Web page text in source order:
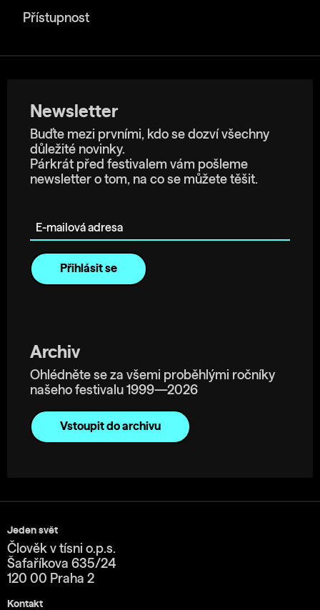
Přístupnost
Newsletter
Buďte mezi prvními, kdo se dozví všechny
důležité novinky.
Párkrát před festivalem vám pošleme
newsletter o tom, na co se můžete těšit.
Archiv
Ohlédněte se za všemi proběhlými ročníky
našeho festivalu 1999—2026
Vstoupit do archivu
Jeden svět
Člověk v tísni o.p.s.
Šafaříkova 635/24
120 00 Praha 2
Kontakt